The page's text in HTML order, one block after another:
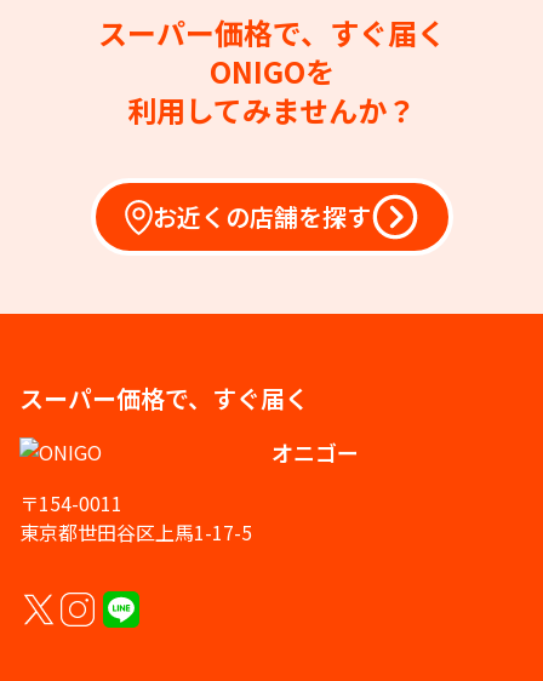
スーパー価格で、すぐ届く
ONIGOを
利用してみませんか？
お近くの店舗を探す
スーパー価格で、すぐ届く
オニゴー
〒154-0011
東京都世田谷区上馬1-17-5